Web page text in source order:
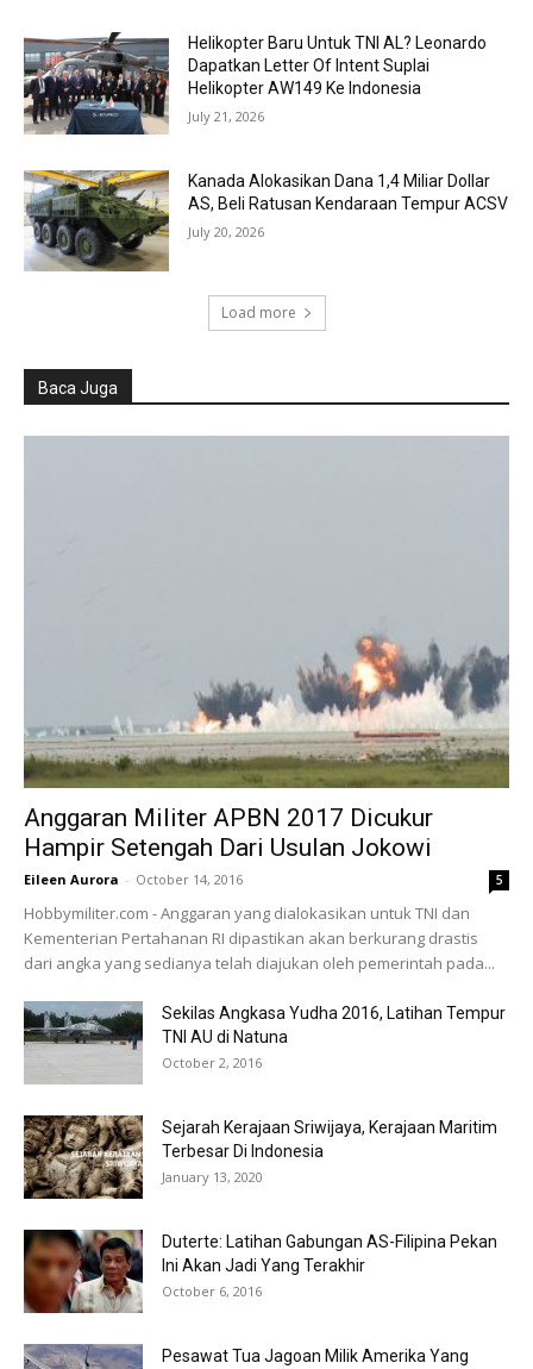
Helikopter Baru Untuk TNI AL? Leonardo
Dapatkan Letter Of Intent Suplai
Helikopter AW149 Ke Indonesia
July 21, 2026
Kanada Alokasikan Dana 1,4 Miliar Dollar
AS, Beli Ratusan Kendaraan Tempur ACSV
July 20, 2026
Load more
Baca Juga
Anggaran Militer APBN 2017 Dicukur
Hampir Setengah Dari Usulan Jokowi
Eileen Aurora - October 14, 2016 5
Hobbymiliter.com - Anggaran yang dialokasikan untuk TNI dan
Kementerian Pertahanan RI dipastikan akan berkurang drastis
dari angka yang sedianya telah diajukan oleh pemerintah pada...
Sekilas Angkasa Yudha 2016, Latihan Tempur
TNI AU di Natuna
October 2, 2016
Sejarah Kerajaan Sriwijaya, Kerajaan Maritim
Terbesar Di Indonesia
January 13, 2020
Duterte: Latihan Gabungan AS-Filipina Pekan
Ini Akan Jadi Yang Terakhir
October 6, 2016
Pesawat Tua Jagoan Milik Amerika Yang